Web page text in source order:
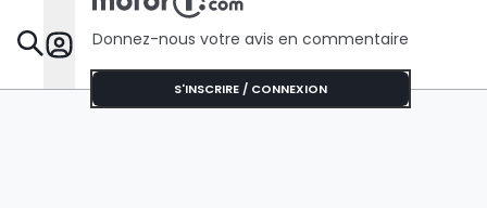
Donnez-nous votre avis en commentaire
S'INSCRIRE / CONNEXION